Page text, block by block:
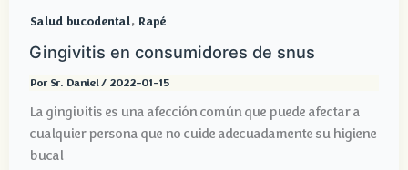
Salud bucodental, Rapé
Gingivitis en consumidores de snus
Por Sr. Daniel/ 2022-01-15
La gingivitis es una afección común que puede afectar a
cualquier persona que no cuide adecuadamente su higiene
bucal